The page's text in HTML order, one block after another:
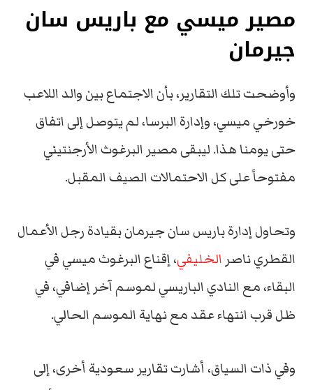
مصير ميسي مع باريس سان
جيرمان
وأوضحت تلك التقارير، بأن الاجتماع بين والد اللاعب
خورخي ميسي، وإدارة البرسا، لم يتوصل إلى اتفاق
حتى يومنا هذا. ليبقى مصير البرغوث الأرجنتيني
مفتوحاً على كل الاحتمالات الصيف المقبل.
وتحاول إدارة باريس سان جيرمان بقيادة رجل الأعمال
القطري ناصر الخليفي، إقناع البرغوث ميسي في
البقاء، مع النادي الباريسي لموسم آخر إضافي، في
ظل قرب انتهاء عقد مع نهاية الموسم الحالي.
وفي ذات السياق، أشارت تقارير سعودية أخرى، إلى